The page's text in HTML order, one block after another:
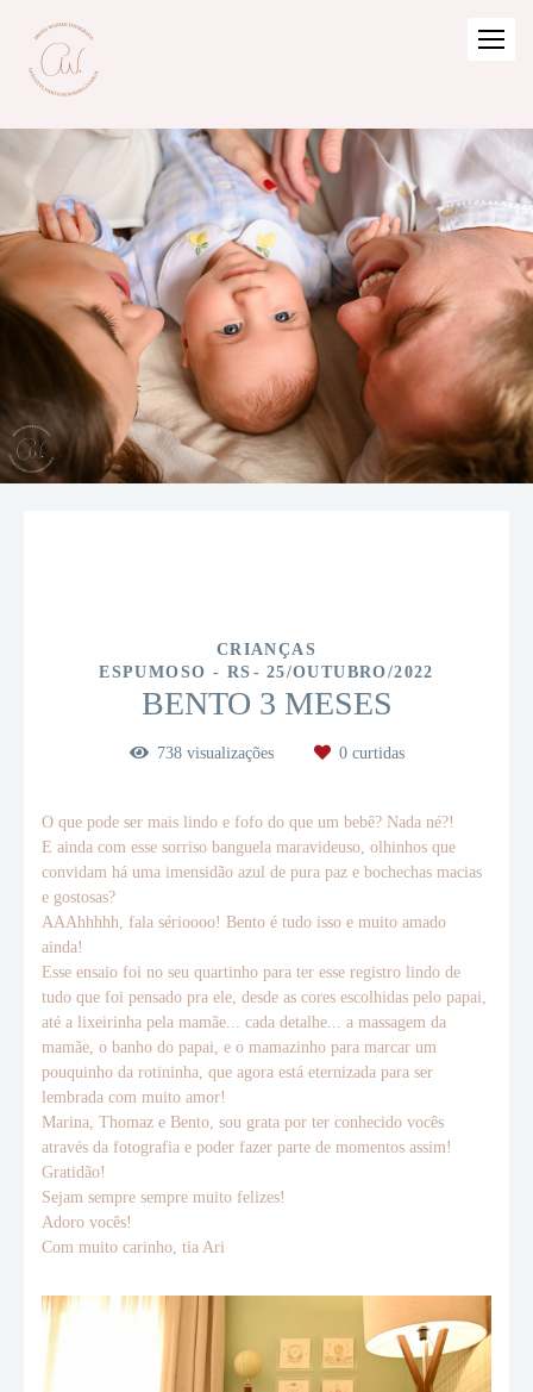
CRIANÇAS
ESPUMOSO - RS
25/OUTUBRO/2022
BENTO 3 MESES
738visualizações 0curtidas
O que pode ser mais lindo e fofo do que um bebê? Nada né?!
E ainda com esse sorriso banguela maravideuso, olhinhos que
convidam há uma imensidão azul de pura paz e bochechas macias
e gostosas?
AAAhhhhh, fala sérioooo! Bento é tudo isso e muito amado
ainda!
Esse ensaio foi no seu quartinho para ter esse registro lindo de
tudo que foi pensado pra ele, desde as cores escolhidas pelo papai,
até a lixeirinha pela mamãe... cada detalhe... a massagem da
mamãe, o banho do papai, e o mamazinho para marcar um
pouquinho da rotininha, que agora está eternizada para ser
lembrada com muito amor!
Marina, Thomaz e Bento, sou grata por ter conhecido vocês
através da fotografia e poder fazer parte de momentos assim!
Gratidão!
Sejam sempre sempre muito felizes!
Adoro vocês!
Com muito carinho, tia Ari